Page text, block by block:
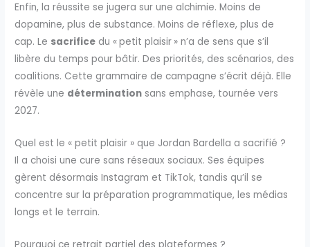
Enfin, la réussite se jugera sur une alchimie. Moins de
dopamine, plus de substance. Moins de réflexe, plus de
cap. Le sacrifice du « petit plaisir » n’a de sens que s’il
libère du temps pour bâtir. Des priorités, des scénarios, des
coalitions. Cette grammaire de campagne s’écrit déjà. Elle
révèle une détermination sans emphase, tournée vers
2027.
Quel est le « petit plaisir » que Jordan Bardella a sacrifié ?
Il a choisi une cure sans réseaux sociaux. Ses équipes
gèrent désormais Instagram et TikTok, tandis qu’il se
concentre sur la préparation programmatique, les médias
longs et le terrain.